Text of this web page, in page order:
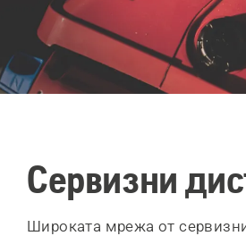
Сервизни
Широката мрежа от